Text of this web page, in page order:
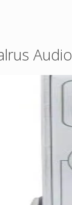
Audio